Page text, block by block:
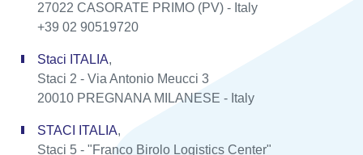
27022 CASORATE PRIMO (PV) - Italy
+39 02 90519720
Staci ITALIA,
Staci 2 - Via Antonio Meucci 3
20010 PREGNANA MILANESE - Italy
STACI ITALIA,
Staci 5 - "Franco Birolo Logistics Center"